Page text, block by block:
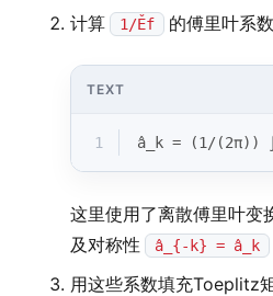
计算
1/Ěf 的傅里叶系数
TEXT
1 â_k = (1/(2π))
这里使用了离散傅里叶变
及对称性 â_{-k} = â_k
用这些系数填充Toeplitz